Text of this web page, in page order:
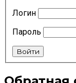
Логин
Пароль
Войти